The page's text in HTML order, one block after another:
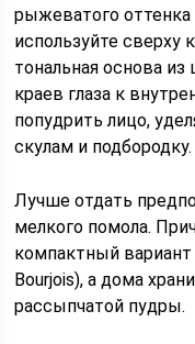
рыжеватого
используйте сверху
тональная основа
краев глаза к
попудрить лицо,
скулам и подбородку.
Лучше отдать
мелкого помола.
компактный
Bourjois), а дома
рассыпчатой пудры.